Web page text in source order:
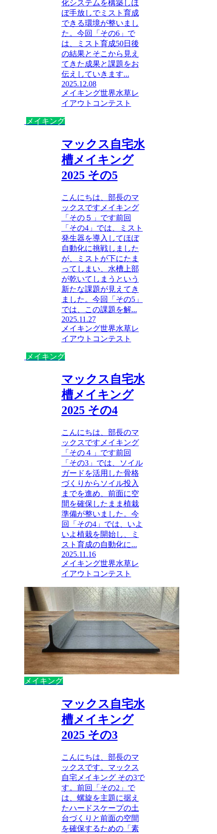
化システムを構築しほ
ぼ手放しでミスト育成
できる環境が整いまし
た。今回「その6」で
は、ミスト育成50日後
の結果とそこから見え
てきた成果と課題をお
伝えしていきます...
2025.12.08
メイキング世界水草レ
イアウトコンテスト
メイキング
マックス自宅水
槽メイキング
2025 その5
こんにちは、部長のマ
ックスですメイキング
「その５」です前回
「その4」では、ミスト
発生器を導入してほぼ
自動化に挑戦しました
が、ミストが下にたま
ってしまい、水槽上部
が乾いてしまうという
新たな課題が見えてき
ました。今回「その5」
では、この課題を解...
2025.11.27
メイキング世界水草レ
イアウトコンテスト
メイキング
マックス自宅水
槽メイキング
2025 その4
こんにちは、部長のマ
ックスですメイキング
「その４」です前回
「その3」では、ソイル
ガードを活用した骨格
づくりからソイル投入
までを進め、前面に空
間を確保したまま植栽
準備が整いました。今
回「その4」では、いよ
いよ植栽を開始し、ミ
スト育成の自動化に...
2025.11.16
メイキング世界水草レ
イアウトコンテスト
メイキング
マックス自宅水
槽メイキング
2025 その3
こんにちは、部長のマ
ックスです。マックス
自宅メイキング その3で
す。前回「その2」で
は、螺旋を主題に据え
たハードスケープの土
台づくりと前面の空間
を確保するための「素